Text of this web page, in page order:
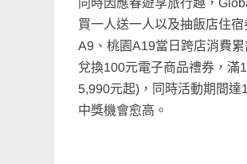
同時因應春遊享旅行趣，
買一人送一人以及抽飯店住
A9、桃園A19當日跨店消費
兌換100元電子商品禮券，滿
5,990元起)，同時活動期間達
中獎機會愈高。